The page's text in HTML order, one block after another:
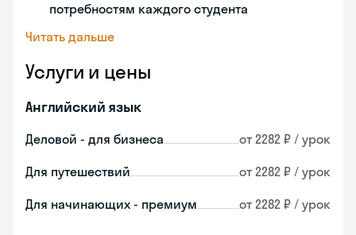
потребностям каждого студента
Читать дальше
Услуги и цены
Английский язык
Деловой - для бизнеса от 2282 ₽ / урок
Для путешествий от 2282 ₽ / урок
Для начинающих - премиум от 2282 ₽ / урок